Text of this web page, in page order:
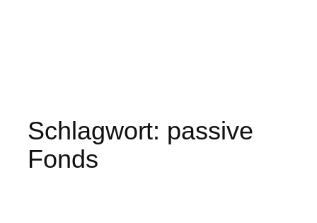
Schlagwort: passive
Fonds